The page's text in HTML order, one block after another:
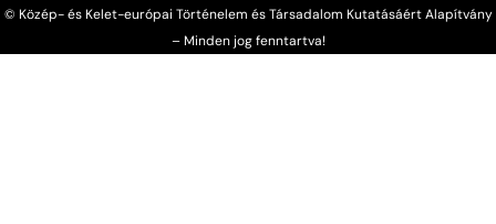
© Közép- és Kelet-európai Történelem és Társadalom Kutatásáért Alapítvány
– Minden jog fenntartva!